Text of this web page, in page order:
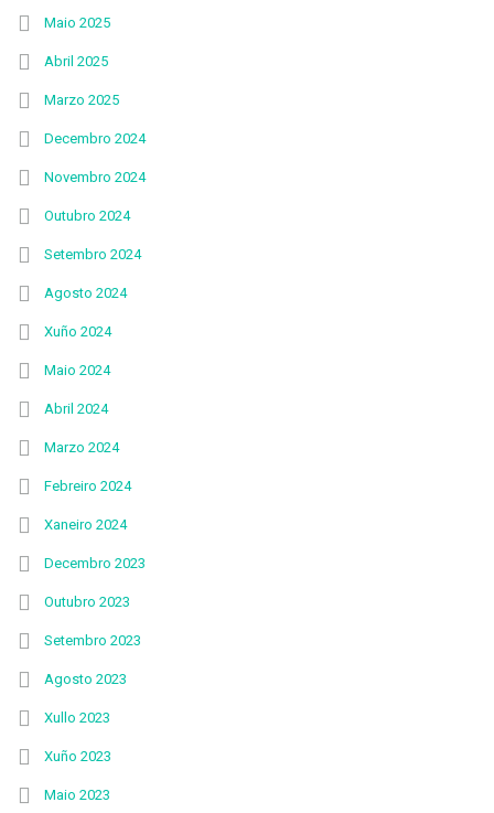
Maio 2025
Abril 2025
Marzo 2025
Decembro 2024
Novembro 2024
Outubro 2024
Setembro 2024
Agosto 2024
Xuño 2024
Maio 2024
Abril 2024
Marzo 2024
Febreiro 2024
Xaneiro 2024
Decembro 2023
Outubro 2023
Setembro 2023
Agosto 2023
Xullo 2023
Xuño 2023
Maio 2023